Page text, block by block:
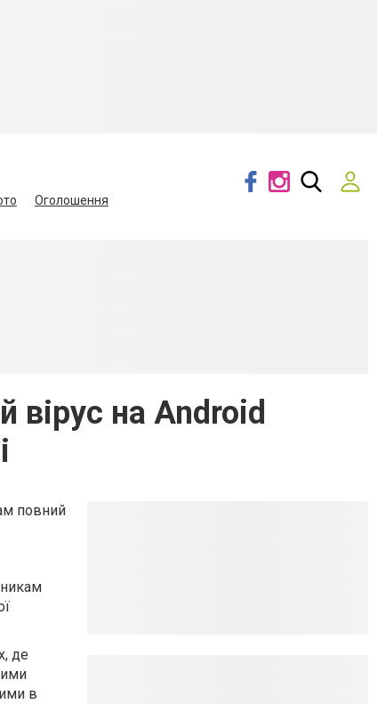
Оголошення
вірус на Android
повний
де
в